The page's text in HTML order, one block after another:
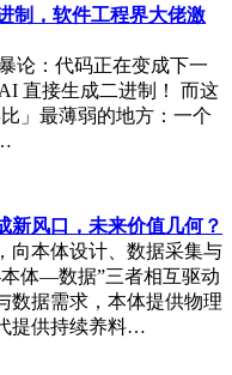
制，软件工程界大佬激
论：代码正在变成下一
直接生成二进制！ 而这
」最薄弱的地方：一个
新风口，未来价值几何？
向本体设计、数据采集与
体—数据”三者相互驱动
数据需求，本体提供物理
提供持续养料…